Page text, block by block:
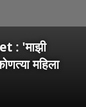
: 'माझी
महिला